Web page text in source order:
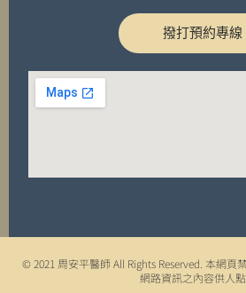
撥打預約專線
© 2021 周安平醫師 All Rights Reserved. 本網頁
網路資訊之內容供人